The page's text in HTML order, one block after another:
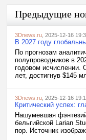
Предыдущие
3Dnews.ru , 2025-12-16
В 2027 году
По прогнозам
полупроводников в
годовом исчислении.
лет, достигнув $145
3Dnews.ru , 2025-12-16
Критический успех:
Нашумевшая
бельгийской Larian
пор. Источник